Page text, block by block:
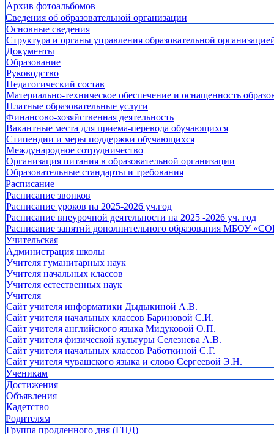
Архив фотоальбомов
Сведения об образовательной организации
Основные сведения
Структура и органы управления образовательной
Документы
Образование
Руководство
Педагогический состав
Материально-техническое обеспечение и оснащенность
Платные образовательные услуги
Финансово-хозяйственная деятельность
Вакантные места для приема-перевода обучающихся
Стипендии и меры поддержки обучающихся
Международное сотрудничество
Организация питания в образовательной организации
Образовательные стандарты и требования
Расписание
Расписание звонков
Расписание уроков на 2025-2026 уч.год
Расписание внеурочной деятельности на 2025 -2026 уч. год
Расписание занятий дополнительного образования МБОУ
Учительская
Администрация школы
Учителя гуманитарных наук
Учителя начальных классов
Учителя естественных наук
Учителя
Cайт учителя информатики Дыдыкиной А.В.
Сайт учителя начальных классов Бариновой С.И.
Сайт учителя английского языка Мидуковой О.П.
Сайт учителя физической культуры Селезнева А.В.
Сайт учителя начальных классов Работкиной С.Г.
Сайт учителя чувашского языка и слово Сергеевой Э.Н.
Ученикам
Достижения
Объявления
Кадетство
Родителям
Группа продленного дня (ГПД)